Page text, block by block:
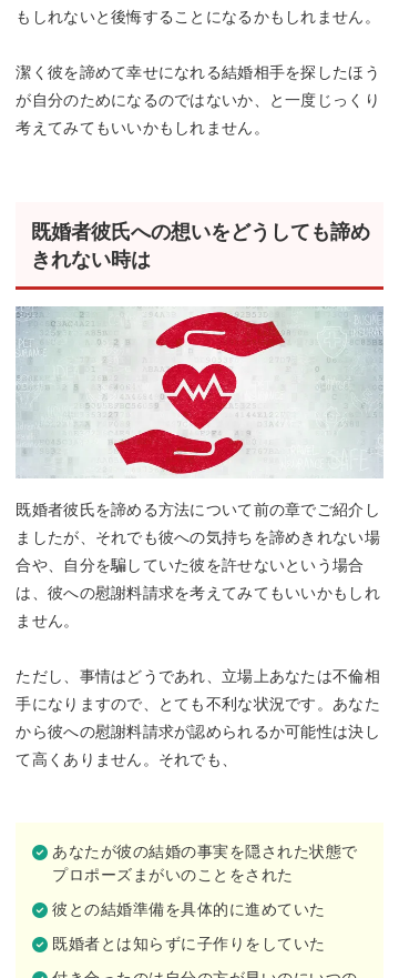
もしれないと後悔することになるかもしれません。
潔く彼を諦めて幸せになれる結婚相手を探したほう
が自分のためになるのではないか、と一度じっくり
考えてみてもいいかもしれません。
既婚者彼氏への想いをどうしても諦め
きれない時は
既婚者彼氏を諦める方法について前の章でご紹介し
ましたが、それでも彼への気持ちを諦めきれない場
合や、自分を騙していた彼を許せないという場合
は、彼への慰謝料請求を考えてみてもいいかもしれ
ません。
ただし、事情はどうであれ、立場上あなたは不倫相
手になりますので、とても不利な状況です。あなた
から彼への慰謝料請求が認められるか可能性は決し
て高くありません。それでも、
あなたが彼の結婚の事実を隠された状態で
プロポーズまがいのことをされた
彼との結婚準備を具体的に進めていた
既婚者とは知らずに子作りをしていた